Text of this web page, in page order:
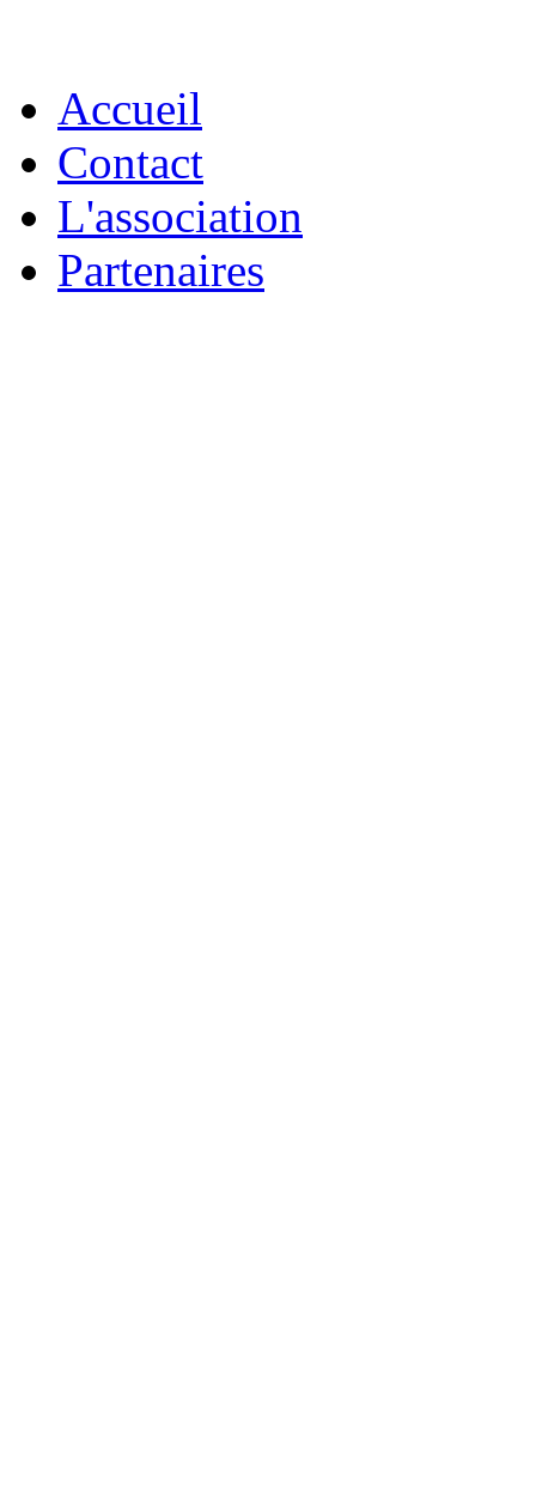
Accueil
Contact
L'association
Partenaires